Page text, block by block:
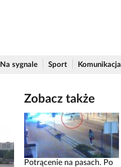
Na sygnale Sport Komunikacja
Zobacz także
Potrącenie na pasach. Po